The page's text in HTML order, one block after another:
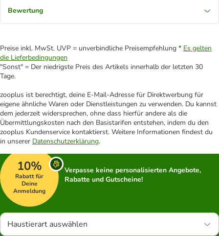
Bewertung
Preise inkl. MwSt. UVP = unverbindliche Preisempfehlung * Es gelten
die Lieferbedingungen
"Sonst" = Der niedrigste Preis des Artikels innerhalb der letzten 30
Tage.
zooplus ist berechtigt, deine E-Mail-Adresse für Direktwerbung für
eigene ähnliche Waren oder Dienstleistungen zu verwenden. Du kannst
dem jederzeit widersprechen, ohne dass hierfür andere als die
Übermittlungskosten nach den Basistarifen entstehen, indem du den
zooplus Kundenservice kontaktierst. Weitere Informationen findest du
in unserer Datenschutzerklärung.
10%
Rabatt für
Deine
Anmeldung
Verpasse keine personalisierten Angebote,
Rabatte und Gutscheine!
Haustierart auswählen